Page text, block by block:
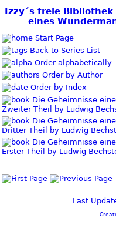
Izzy´s freie Bibliothek
eines
Start Page
Back to Series List
Order alphabetically
Order by Author
Order by Index
Die Geheimnisse
Zweiter Theil by Ludwig
Die Geheimnisse
Dritter Theil by Ludwig
Die Geheimnisse
Erster Theil by Ludwig
Last